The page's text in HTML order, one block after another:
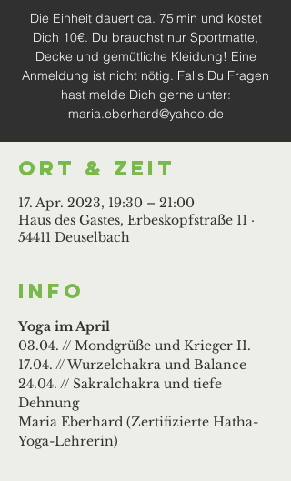
Die Einheit dauert ca. 75 min und kostet
Dich 10€. Du brauchst nur Sportmatte,
Decke und gemütliche Kleidung! Eine
Anmeldung ist nicht nötig. Falls Du Fragen
hast melde Dich gerne unter:
maria.eberhard@yahoo.de
Ort & Zeit
17. Apr. 2023, 19:30 – 21:00
Haus des Gastes, Erbeskopfstraße 11 ·
54411 Deuselbach
Info
Yoga im April
03.04. // Mondgrüße und Krieger II.
17.04. // Wurzelchakra und Balance
24.04. // Sakralchakra und tiefe
Dehnung
Maria Eberhard (Zertifizierte Hatha-
Yoga-Lehrerin)